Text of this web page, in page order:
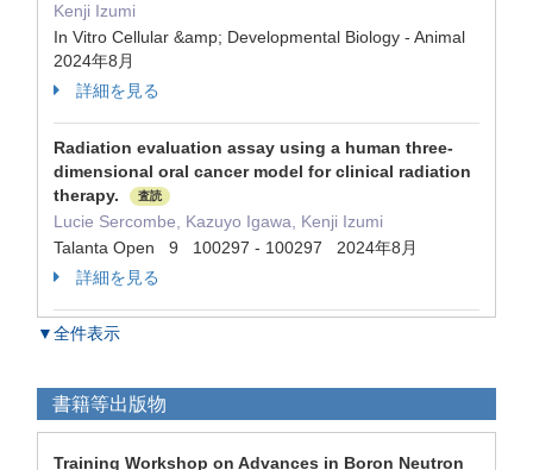
Kenji Izumi
In Vitro Cellular &amp; Developmental Biology - Animal
2024年8月
詳細を見る
Radiation evaluation assay using a human three-
dimensional oral cancer model for clinical radiation
therapy.
査読
Lucie Sercombe, Kazuyo Igawa, Kenji Izumi
Talanta Open 9 100297 - 100297 2024年8月
詳細を見る
▼全件表示
書籍等出版物
Training Workshop on Advances in Boron Neutron